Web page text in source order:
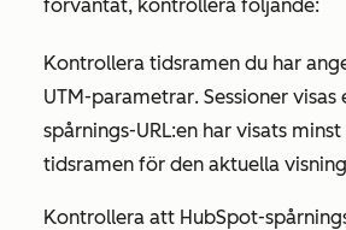
förväntat, kontrollera följande:
Kontrollera tidsramen du har
UTM-parametrar. Sessioner
spårnings-URL:en har visats
tidsramen för den aktuella
Kontrollera att HubSpot-